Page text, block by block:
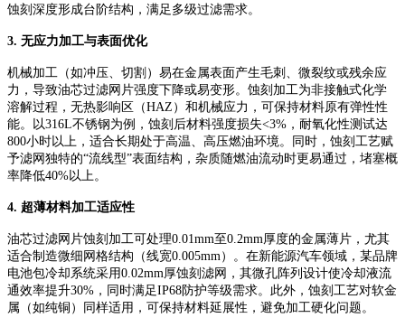
蚀刻深度形成台阶结构，满足多级过滤需求。
3. 无应力加工与表面优化
机械加工（如冲压、切割）易在金属表面产生毛刺、微裂纹或残余应
力，导致油芯过滤网片强度下降或易变形。蚀刻加工为非接触式化学
溶解过程，无热影响区（HAZ）和机械应力，可保持材料原有弹性性
能。以316L不锈钢为例，蚀刻后材料强度损失<3%，耐氧化性测试达
800小时以上，适合长期处于高温、高压燃油环境。同时，蚀刻工艺赋
予滤网独特的“流线型”表面结构，杂质随燃油流动时更易通过，堵塞概
率降低40%以上。
4. 超薄材料加工适应性
油芯过滤网片蚀刻加工可处理0.01mm至0.2mm厚度的金属薄片，尤其
适合制造微细网格结构（线宽0.005mm）。在新能源汽车领域，某品牌
电池包冷却系统采用0.02mm厚蚀刻滤网，其微孔阵列设计使冷却液流
通效率提升30%，同时满足IP68防护等级需求。此外，蚀刻工艺对软金
属（如纯铜）同样适用，可保持材料延展性，避免加工硬化问题。